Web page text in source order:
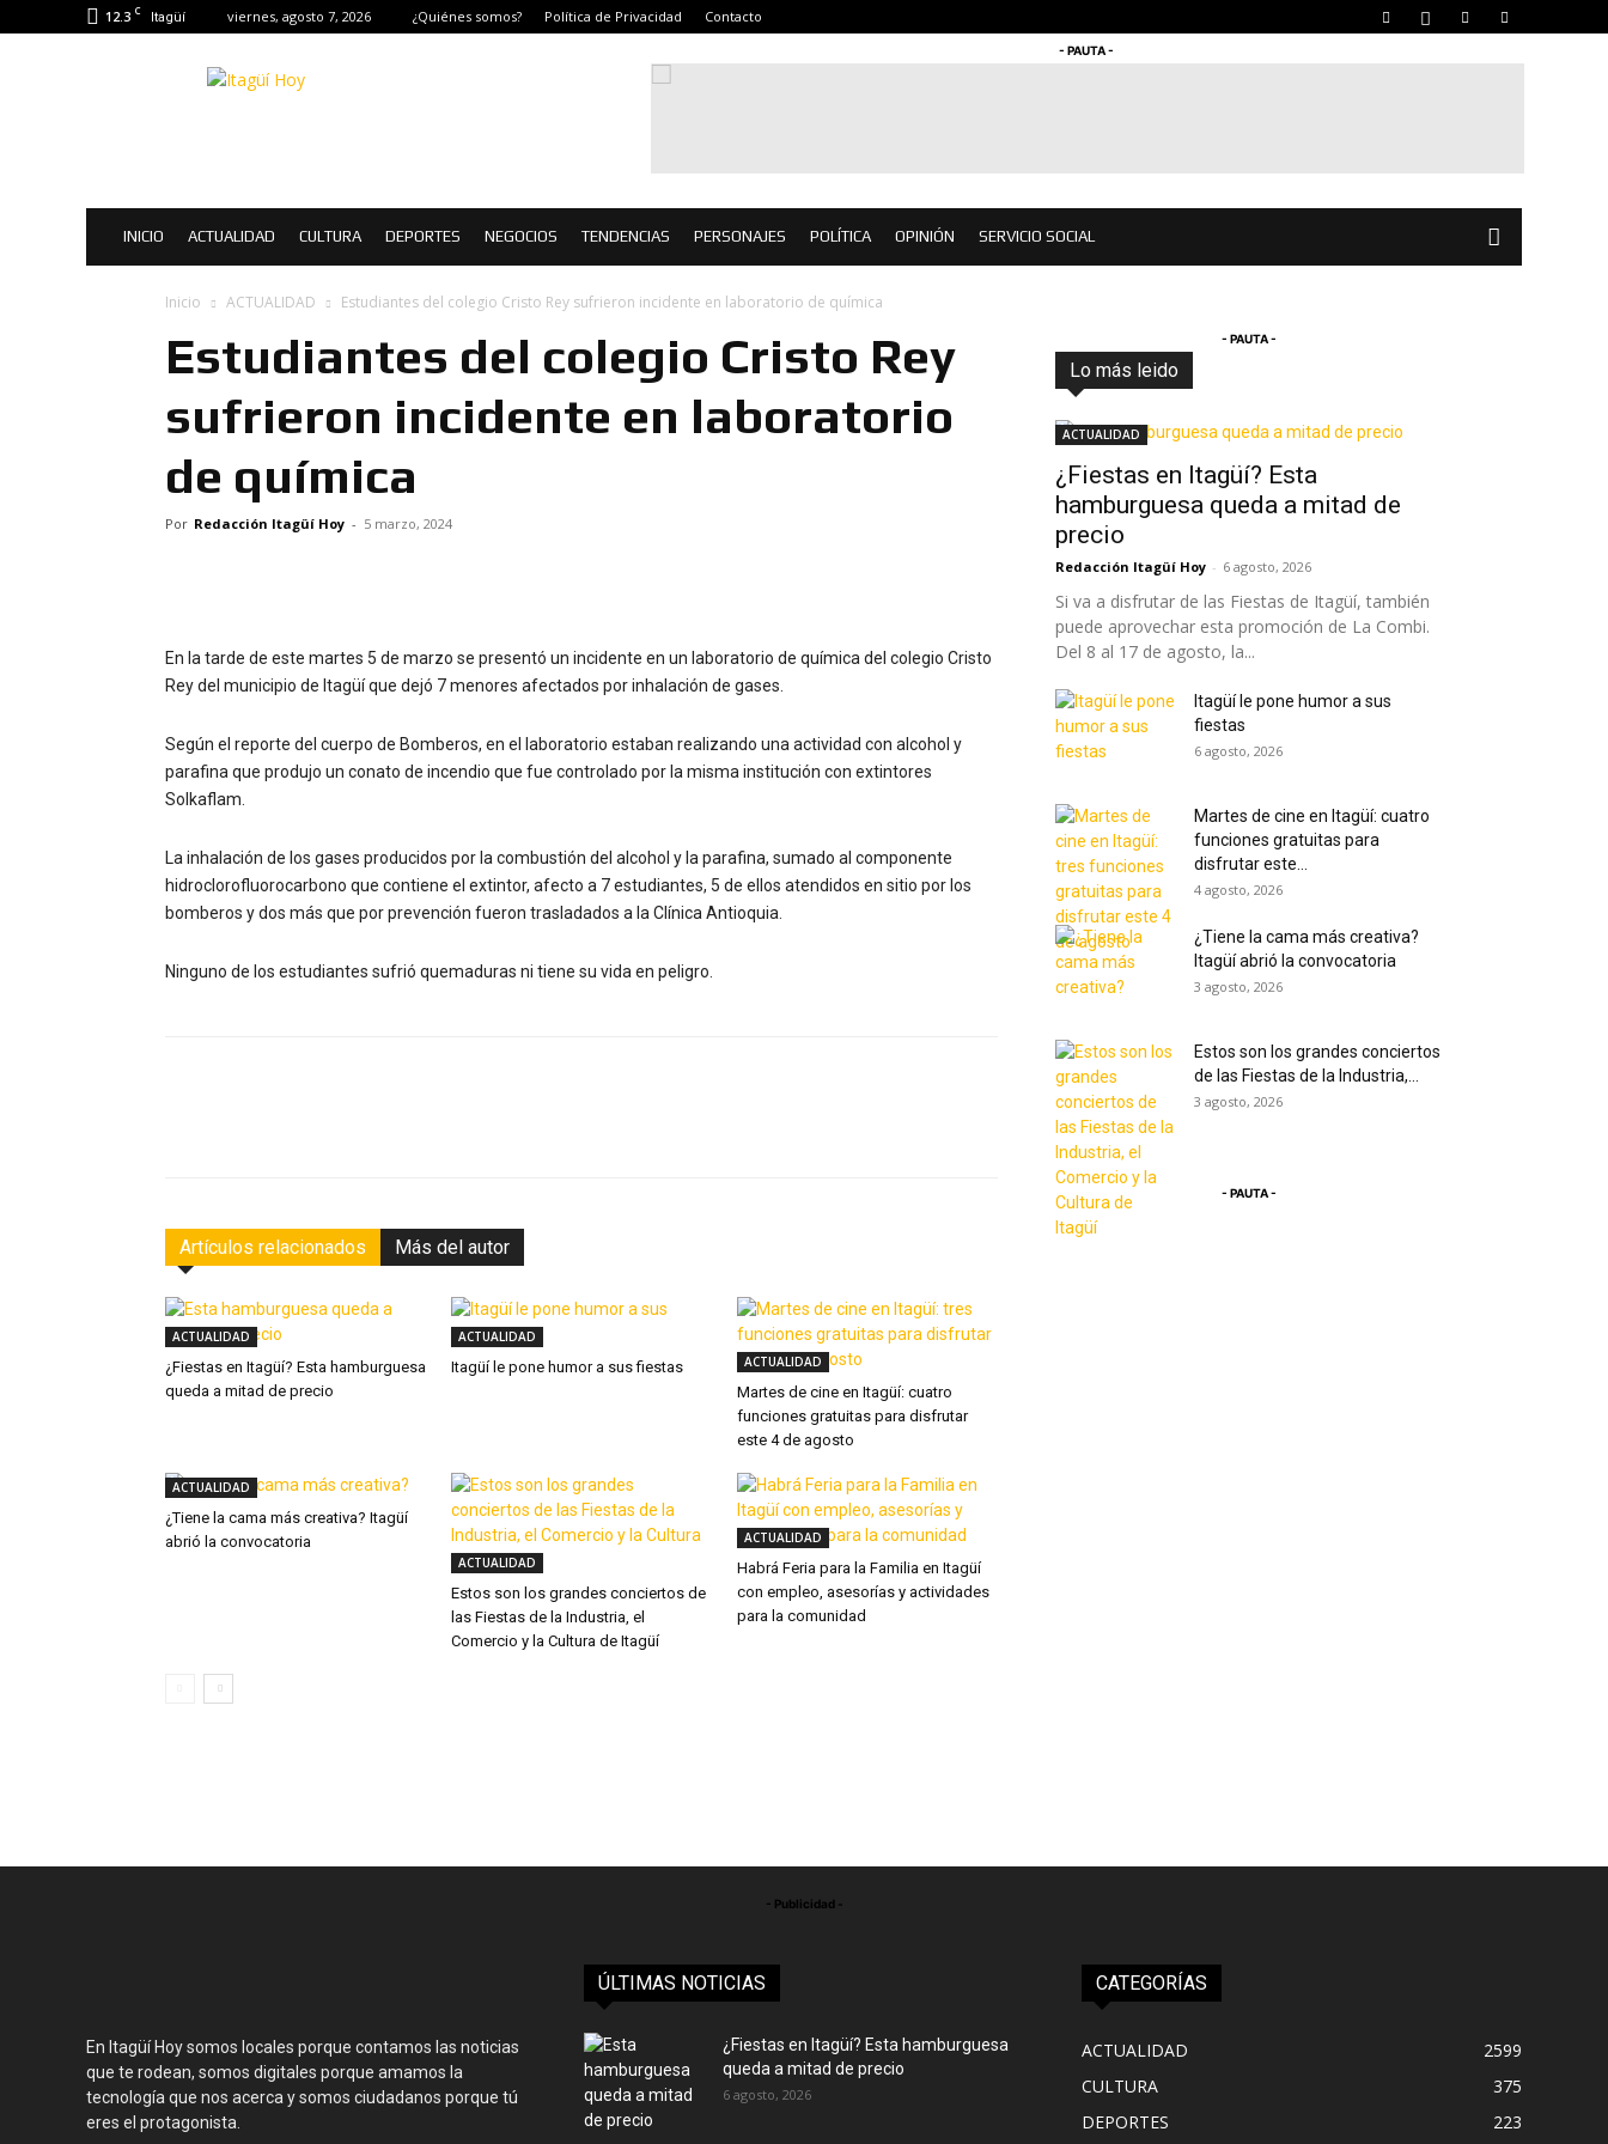
12.3 C Itagüí viernes, agosto 7, 2026 ¿Quiénes somos? Política de Privacidad Contacto
Itagüí
- PAUTA -
INICIO ACTUALIDAD CULTURA DEPORTES NEGOCIOS TENDENCIAS PERSONAJES POLÍTICA OPINIÓN SERVICIO SOCIAL
Inicio ACTUALIDAD Estudiantes del colegio Cristo Rey sufrieron incidente en laboratorio de química
Estudiantes del colegio Cristo Rey
sufrieron incidente en laboratorio
de química
Por Redacción Itagüí Hoy - 5 marzo, 2024
En la tarde de este martes 5 de marzo se presentó un incidente en un laboratorio de química del colegio Cristo
Rey del municipio de Itagüí que dejó 7 menores afectados por inhalación de gases.
Según el reporte del cuerpo de Bomberos, en el laboratorio estaban realizando una actividad con alcohol y
parafina que produjo un conato de incendio que fue controlado por la misma institución con extintores
Solkaflam.
La inhalación de los gases producidos por la combustión del alcohol y la parafina, sumado al componente
hidroclorofluorocarbono que contiene el extintor, afecto a 7 estudiantes, 5 de ellos atendidos en sitio por los
bomberos y dos más que por prevención fueron trasladados a la Clínica Antioquia.
Ninguno de los estudiantes sufrió quemaduras ni tiene su vida en peligro.
Artículos relacionados Más del autor
ACTUALIDAD
¿Fiestas en Itagüí? Esta hamburguesa
queda a mitad de precio
ACTUALIDAD
Itagüí le pone humor a sus fiestas ACTUALIDAD
Martes de cine en Itagüí: cuatro
funciones gratuitas para disfrutar
este 4 de agosto
ACTUALIDAD
¿Tiene la cama más creativa? Itagüí
abrió la convocatoria
ACTUALIDAD
Estos son los grandes conciertos de
las Fiestas de la Industria, el
Comercio y la Cultura de Itagüí
ACTUALIDAD
Habrá Feria para la Familia en Itagüí
con empleo, asesorías y actividades
para la comunidad
- PAUTA -
Lo más leidoTodo
ACTUALIDAD
¿Fiestas en Itagüí? Esta
hamburguesa queda a mitad de
precio
Redacción Itagüí Hoy - 6 agosto, 2026
Si va a disfrutar de las Fiestas de Itagüí, también
puede aprovechar esta promoción de La Combi.
Del 8 al 17 de agosto, la...
Itagüí le pone humor a sus
fiestas
6 agosto, 2026
Martes de cine en Itagüí: cuatro
funciones gratuitas para
disfrutar este...
4 agosto, 2026
¿Tiene la cama más creativa?
Itagüí abrió la convocatoria
3 agosto, 2026
Estos son los grandes conciertos
de las Fiestas de la Industria,...
3 agosto, 2026
- PAUTA -
- Publicidad -
En Itagüí Hoy somos locales porque contamos las noticias
que te rodean, somos digitales porque amamos la
tecnología que nos acerca y somos ciudadanos porque tú
eres el protagonista.
ÚLTIMAS NOTICIAS
¿Fiestas en Itagüí? Esta hamburguesa
queda a mitad de precio
6 agosto, 2026
CATEGORÍAS
ACTUALIDAD
2599
CULTURA
375
DEPORTES
223